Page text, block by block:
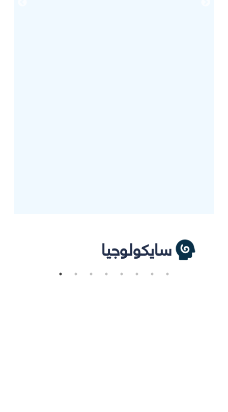
سايكولوجيا